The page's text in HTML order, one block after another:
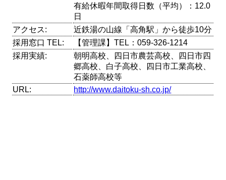
有給休暇年間取得日数（平均）：12.0
日
アクセス:
近鉄湯の山線「高角駅」から徒歩10分
採用窓口 TEL:
【管理課】TEL：059-326-1214
採用実績:
朝明高校、四日市農芸高校、四日市四
郷高校、白子高校、四日市工業高校、
石薬師高校等
URL:
http://www.daitoku-sh.co.jp/